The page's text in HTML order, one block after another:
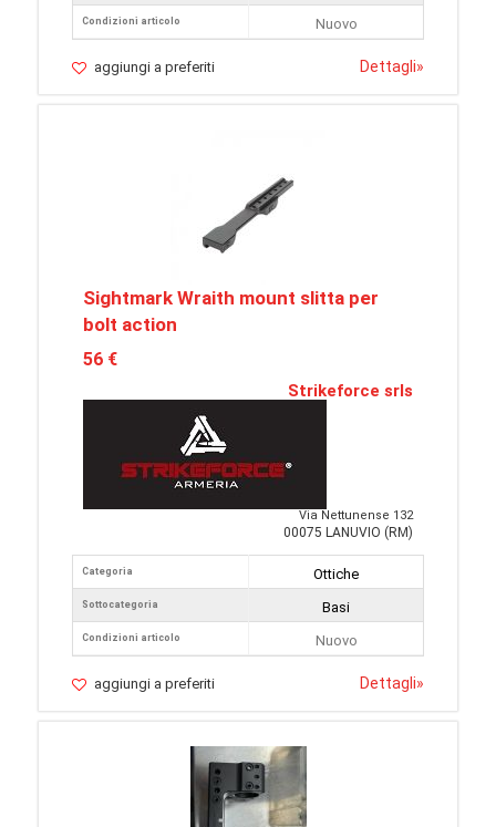
Condizioni articolo
Nuovo
aggiungi a preferiti Dettagli»
Sightmark Wraith mount slitta per
bolt action
56 €
Strikeforce srls
Via Nettunense 132
00075 LANUVIO (RM)
Categoria
Sottocategoria
Condizioni articolo
Ottiche
Basi
Nuovo
aggiungi a preferiti Dettagli»